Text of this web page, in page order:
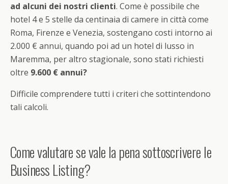
ad alcuni dei nostri clienti. Come è possibile che
hotel 4 e 5 stelle da centinaia di camere in città come
Roma, Firenze e Venezia, sostengano costi intorno ai
2.000 € annui, quando poi ad un hotel di lusso in
Maremma, per altro stagionale, sono stati richiesti
oltre 9.600 € annui?
Difficile comprendere tutti i criteri che sottintendono
tali calcoli.
Come valutare se vale la pena sottoscrivere le
Business Listing?